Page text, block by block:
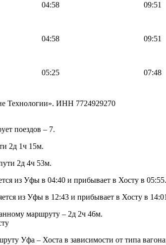
04:58 09:51
04:58 09:51
05:25 07:48
Технологии». ИНН 7724929270
поездов – 7.
2д 1ч 15м.
2д 4ч 53м.
из Уфы в 04:40 и прибывает в Хосту в 05:55.
из Уфы в 12:43 и прибывает в Хосту в
маршруту – 2д 2ч 46м.
Уфа – Хоста в зависимости от типа